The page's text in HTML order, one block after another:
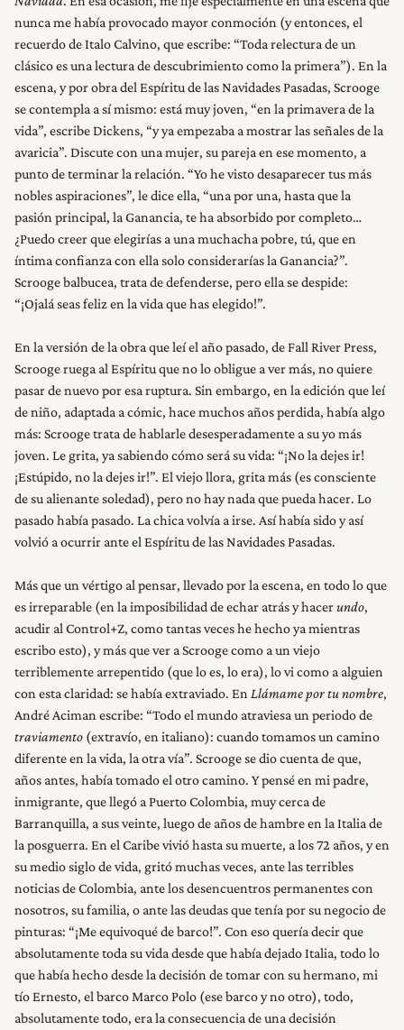
RESEÑAS
NOSOTROS
nunca me había provocado mayor conmoción (y entonces, el
recuerdo de Italo Calvino, que escribe: “Toda relectura de un
clásico es una lectura de descubrimiento como la primera”). En la
escena, y por obra del Espíritu de las Navidades Pasadas, Scrooge
se contempla a sí mismo: está muy joven, “en la primavera de la
vida”, escribe Dickens, “y ya empezaba a mostrar las señales de la
avaricia”. Discute con una mujer, su pareja en ese momento, a
punto de terminar la relación. “Yo he visto desaparecer tus más
nobles aspiraciones”, le dice ella, “una por una, hasta que la
pasión principal, la Ganancia, te ha absorbido por completo…
¿Puedo creer que elegirías a una muchacha pobre, tú, que en
íntima confianza con ella solo considerarías la Ganancia?”.
Scrooge balbucea, trata de defenderse, pero ella se despide:
“¡Ojalá seas feliz en la vida que has elegido!”.
En la versión de la obra que leí el año pasado, de Fall River Press,
Scrooge ruega al Espíritu que no lo obligue a ver más, no quiere
pasar de nuevo por esa ruptura. Sin embargo, en la edición que leí
de niño, adaptada a cómic, hace muchos años perdida, había algo
más: Scrooge trata de hablarle desesperadamente a su yo más
joven. Le grita, ya sabiendo cómo será su vida: “¡No la dejes ir!
¡Estúpido, no la dejes ir!”. El viejo llora, grita más (es consciente
de su alienante soledad), pero no hay nada que pueda hacer. Lo
pasado había pasado. La chica volvía a irse. Así había sido y así
volvió a ocurrir ante el Espíritu de las Navidades Pasadas.
Más que un vértigo al pensar, llevado por la escena, en todo lo que
es irreparable (en la imposibilidad de echar atrás y hacerundo,
acudir al Control+Z, como tantas veces he hecho ya mientras
escribo esto), y más que ver a Scrooge como a un viejo
terriblemente arrepentido (que lo es, lo era), lo vi como a alguien
con esta claridad: se había extraviado. En Llámame por tu nombre,
André Aciman escribe: “Todo el mundo atraviesa un periodo de
traviamento (extravío, en italiano): cuando tomamos un camino
diferente en la vida, la otra vía”. Scrooge se dio cuenta de que,
años antes, había tomado el otro camino. Y pensé en mi padre,
inmigrante, que llegó a Puerto Colombia, muy cerca de
Barranquilla, a sus veinte, luego de años de hambre en la Italia de
la posguerra. En el Caribe vivió hasta su muerte, a los 72 años, y en
su medio siglo de vida, gritó muchas veces, ante las terribles
noticias de Colombia, ante los desencuentros permanentes con
nosotros, su familia, o ante las deudas que tenía por su negocio de
pinturas: “¡Me equivoqué de barco!”. Con eso quería decir que
absolutamente toda su vida desde que había dejado Italia, todo lo
que había hecho desde la decisión de tomar con su hermano, mi
tío Ernesto, el barco Marco Polo (ese barco y no otro), todo,
absolutamente todo, era la consecuencia de una decisión